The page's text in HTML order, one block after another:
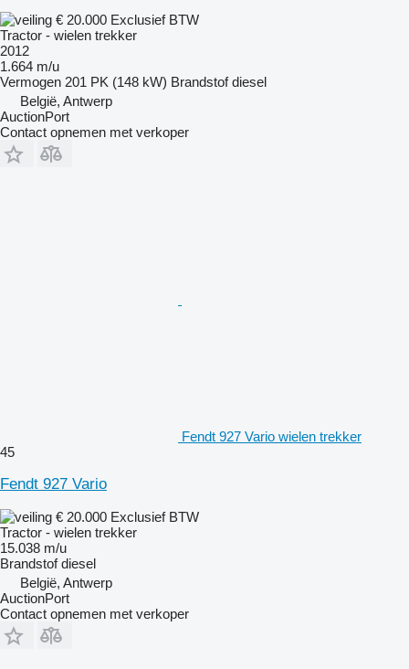
€ 20.000 Exclusief BTW
Tractor - wielen trekker
2012
1.664 m/u
Vermogen 201 PK (148 kW) Brandstof diesel
België, Antwerp
AuctionPort
Contact opnemen met verkoper
Fendt 927 Vario wielen trekker
45
Fendt 927 Vario
€ 20.000 Exclusief BTW
Tractor - wielen trekker
15.038 m/u
Brandstof diesel
België, Antwerp
AuctionPort
Contact opnemen met verkoper